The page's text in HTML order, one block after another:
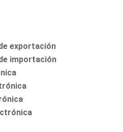
exportación
importación